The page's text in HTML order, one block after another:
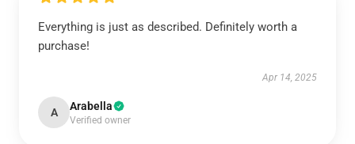
Everything is just as described. Definitely worth a
purchase!
Apr 14, 2025
A Arabella
Verified owner